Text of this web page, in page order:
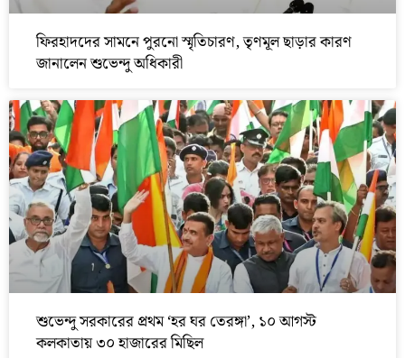
ফিরহাদদের সামনে পুরনো স্মৃতিচারণ, তৃণমূল ছাড়ার কারণ
জানালেন শুভেন্দু অধিকারী
শুভেন্দু সরকারের প্রথম ‘হর ঘর তেরঙ্গা’, ১০ আগস্ট
কলকাতায় ৩০ হাজারের মিছিল